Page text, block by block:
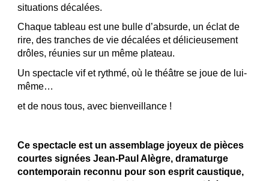
situations décalées.
Chaque tableau est une bulle d’absurde, un éclat de
rire, des tranches de vie décalées et délicieusement
drôles, réunies sur un même plateau.
Un spectacle vif et rythmé, où le théâtre se joue de lui-
même…
et de nous tous, avec bienveillance !
Ce spectacle est un assemblage joyeux de pièces
courtes signées Jean-Paul Alègre, dramaturge
contemporain reconnu pour son esprit caustique,